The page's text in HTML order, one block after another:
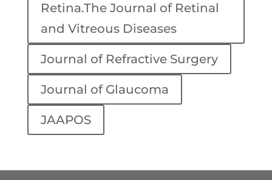
Retina.The Journal of Retinal
and Vitreous Diseases
Journal of Refractive Surgery
Journal of Glaucoma
JAAPOS